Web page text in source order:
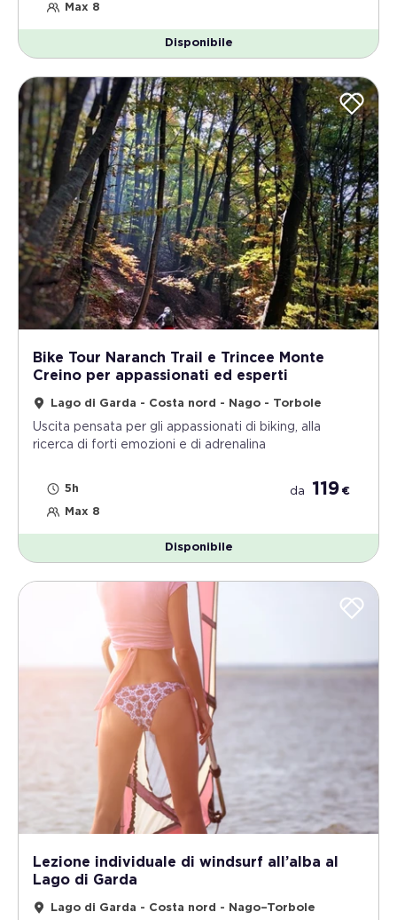
Max 8
Disponibile
Bike Tour Naranch Trail e Trincee Monte
Creino per appassionati ed esperti
Lago di Garda - Costa nord - Nago - Torbole
Uscita pensata per gli appassionati di biking, alla
ricerca di forti emozioni e di adrenalina
5h
Max 8
da 119 €
Disponibile
Lezione individuale di windsurf all’alba al
Lago di Garda
Lago di Garda - Costa nord - Nago–Torbole